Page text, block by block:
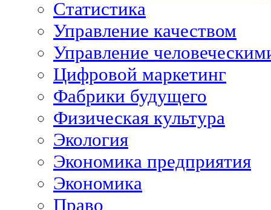
Статистика
Управление качеством
Управление
Цифровой маркетинг
Фабрики будущего
Физическая культура
Экология
Экономика предприятия
Экономика
Право